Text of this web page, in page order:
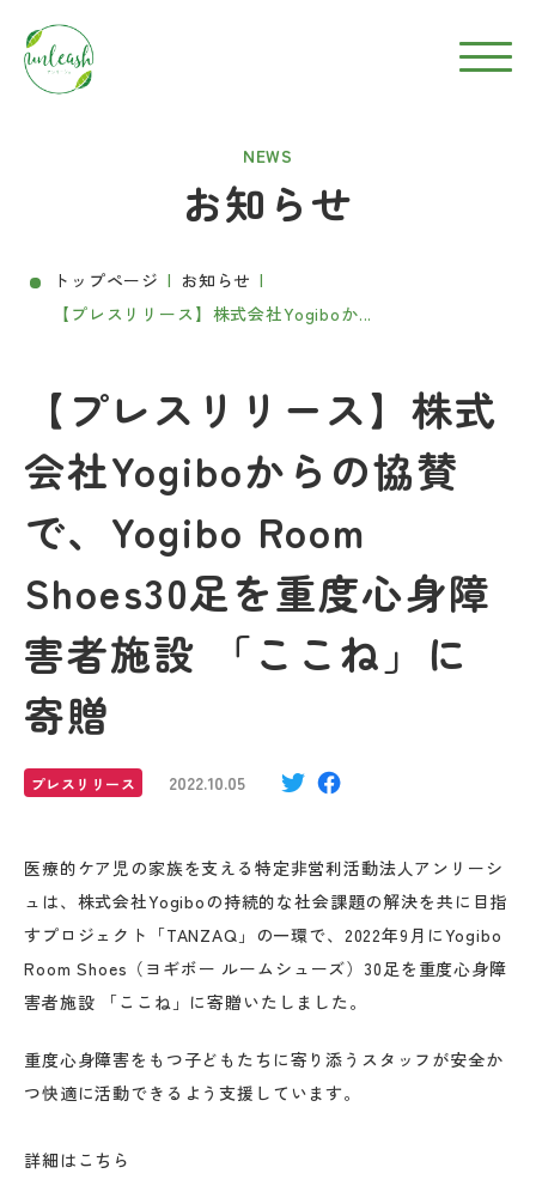
NEWS
お知らせ
トップページ
お知らせ
【プレスリリース】株式会社Yogiboか...
【プレスリリース】株式
会社Yogiboからの協賛
で、Yogibo Room
Shoes30足を重度心身障
害者施設 「ここね」に
寄贈
プレスリリース 2022.10.05
医療的ケア児の家族を支える特定非営利活動法人アンリーシ
ュは、株式会社Yogiboの持続的な社会課題の解決を共に目指
すプロジェクト「TANZAQ」の一環で、2022年9月にYogibo
Room Shoes（ヨギボー ルームシューズ）30足を重度心身障
害者施設 「ここね」に寄贈いたしました。
重度心身障害をもつ子どもたちに寄り添うスタッフが安全か
つ快適に活動できるよう支援しています。
詳細はこちら